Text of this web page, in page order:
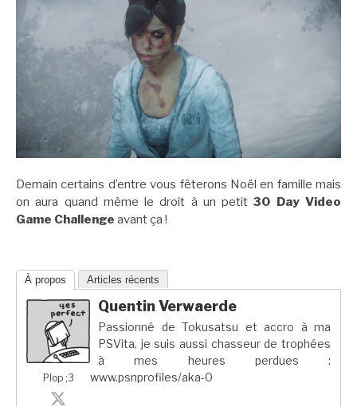
Demain certains d’entre vous fêterons Noël en famille mais
on aura quand même le droit à un petit30 Day Video
Game Challenge avant ça !
À propos Articles récents
Plop ;3
Quentin Verwaerde
Passionné de Tokusatsu et accro à ma
PSVita, je suis aussi chasseur de trophées
à mes heures perdues :
www.psnprofiles/aka-0